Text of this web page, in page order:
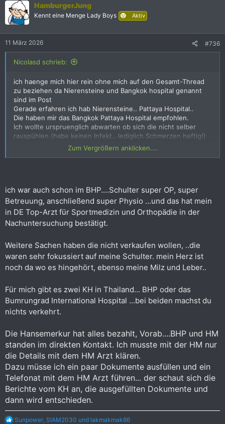
Für größere Steine (ca. 20 mm)
oder ungünstige Lagen wird die endoskopische
Die Trümmer gehen danach auf natürlichem Weg ab, was aber
auch nicht gerade angenehm ist ;-(
Anhang anzeigen 2198859
HamburgerJung
Kennt eine Menge Lady Boys Aktiv
11 März 2026 #736
Nicolasd schrieb:
ich haenge mich hier rein ohne mich auf den Gesamt-Thread
zu beziehen da Nierensteine und Bangkok hospital genannt
sind im Post
Gerade erfahren ich hab Nierensteine.. Pattaya Hospital..
Die haben mir das Bangkok Pattaya Hospital empfohlen.
Ich wollte urspruenglich abwarten ob sich die nicht selber
rauspühlen (habe keinen Infekt.. lediglich Schmerzen heftig!)
Nun lassen die Schmerzmittel nach und ich denke es geht
doch bald weiter ins Bangkok Pattaya Hospital.
(Alterntiven?)
- Irgendwelche Tips worauf man achten sollte?
- Hat jemand den EIndruck die 'verkaufen was geht' oder ob
die im Patienteninteresse behandeln?
- Erfahrungen ob die Reisekrankenkassen anstandslos
Danke
Zum Vergrößern anklicken....
ich war auch schon im BHP....Schulter super OP, super
Betreuung, anschließend super Physio ...und das hat mein
in DE Top-Arzt für Sportmedizin und Orthopädie in der
Nachuntersuchung bestätigt.
Weitere Sachen haben die nicht verkaufen wollen, ..die
waren sehr fokussiert auf meine Schulter. mein Herz ist
noch da wo es hingehört, ebenso meine Milz und Leber..
Für mich gibt es zwei KH in Thailand... BHP oder das
Bumrungrad International Hospital ...bei beiden machst du
nichts verkehrt.
Die Hansemerkur hat alles bezahlt, Vorab....BHP und HM
standen im direkten Kontakt. Ich musste mit der HM nur
die Details mit dem HM Arzt klären.
Dazu müsse ich ein paar Dokumente ausfüllen und ein
Telefonat mit dem HM Arzt führen... der schaut sich die
Berichte vom KH an, die ausgefüllten Dokumente und
dann wird entschieden.
R
Sunpower SIAM2030 und lakmakmak66